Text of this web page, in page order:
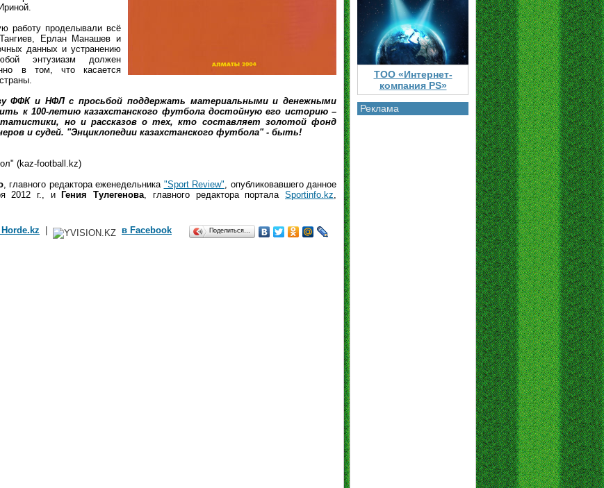
работу проделывали всё
Ерлан Манашев и
данных и устранению
энтузиазм должен
в том, что касается
ФФК и НФЛ с просьбой поддержать материальными и денежными
к 100-летию казахстанского футбола достойную его историю –
но и рассказов о тех, кто составляет золотой фонд
и судей. "Энциклопедии казахстанского футбола" - быть!
(kaz-football.kz)
, главного редактора еженедельника "Sport Review", опубликовавшего данное
2012 г., и
Гения Тулегенова, главного редактора порталаSportinfo.kz,
в Facebook Поделиться…
ТОО «Интернет-
компания PS»
Реклама